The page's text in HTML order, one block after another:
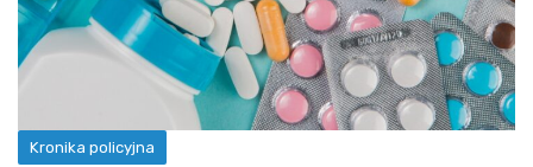
Kronika policyjna